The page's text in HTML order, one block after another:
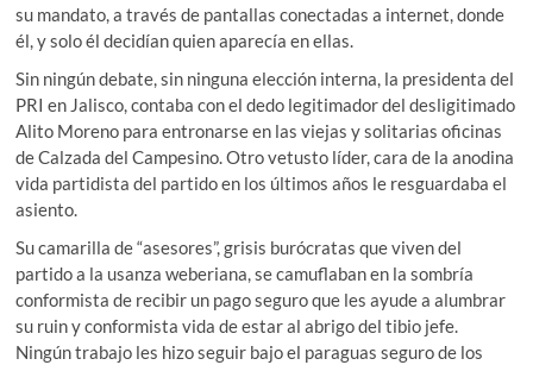
su mandato, a través de pantallas conectadas a internet, donde
él, y solo él decidían quien aparecía en ellas.
Sin ningún debate, sin ninguna elección interna, la presidenta del
PRI en Jalisco, contaba con el dedo legitimador del desligitimado
Alito Moreno para entronarse en las viejas y solitarias oficinas
de Calzada del Campesino. Otro vetusto líder, cara de la anodina
vida partidista del partido en los últimos años le resguardaba el
asiento.
Su camarilla de “asesores”, grisis burócratas que viven del
partido a la usanza weberiana, se camuflaban en la sombría
conformista de recibir un pago seguro que les ayude a alumbrar
su ruin y conformista vida de estar al abrigo del tibio jefe.
Ningún trabajo les hizo seguir bajo el paraguas seguro de los